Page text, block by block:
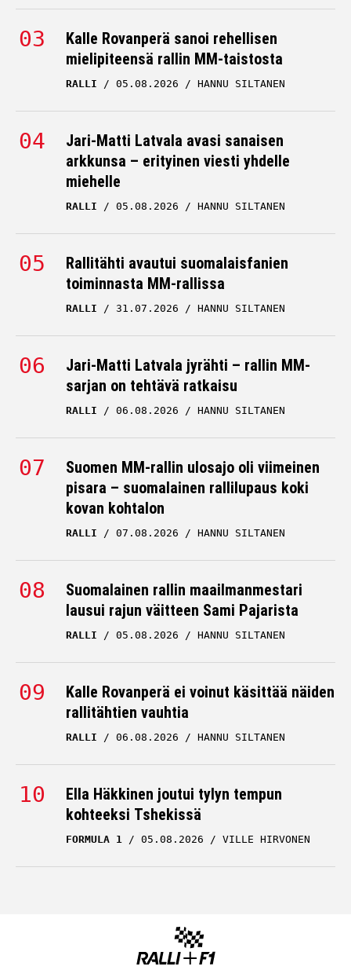
Kalle Rovanperä sanoi rehellisen
mielipiteensä rallin MM-taistosta
RALLI 05.08.2026 HANNU SILTANEN
Jari-Matti Latvala avasi sanaisen
arkkunsa – erityinen viesti yhdelle
miehelle
RALLI 05.08.2026 HANNU SILTANEN
Rallitähti avautui suomalaisfanien
toiminnasta MM-rallissa
RALLI 31.07.2026 HANNU SILTANEN
Jari-Matti Latvala jyrähti – rallin MM-
sarjan on tehtävä ratkaisu
RALLI 06.08.2026 HANNU SILTANEN
Suomen MM-rallin ulosajo oli viimeinen
pisara – suomalainen rallilupaus koki
kovan kohtalon
RALLI 07.08.2026 HANNU SILTANEN
Suomalainen rallin maailmanmestari
lausui rajun väitteen Sami Pajarista
RALLI 05.08.2026 HANNU SILTANEN
Kalle Rovanperä ei voinut käsittää näiden
rallitähtien vauhtia
RALLI 06.08.2026 HANNU SILTANEN
Ella Häkkinen joutui tylyn tempun
kohteeksi Tshekissä
FORMULA 1 05.08.2026 VILLE HIRVONEN